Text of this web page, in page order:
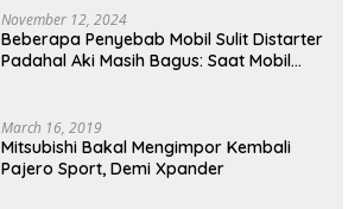
November 12, 2024
Beberapa Penyebab Mobil Sulit Distarter
Padahal Aki Masih Bagus: Saat Mobil
March 16, 2019
Mitsubishi Bakal Mengimpor Kembali
Pajero Sport, Demi Xpander